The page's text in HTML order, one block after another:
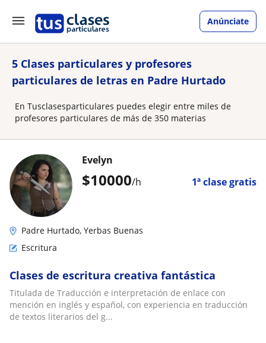
Anúnciate
5 Clases particulares y profesores
particulares de letras en Padre Hurtado
En Tusclasesparticulares puedes elegir entre miles de
profesores particulares de más de 350 materias
$10000/h 1ª clase gratis
Evelyn
Padre Hurtado, Yerbas Buenas
Escritura
Clases de escritura creativa fantástica
Titulada de Traducción e interpretación de enlace con
mención en inglés y español, con experiencia en traducción
de textos literarios del g...